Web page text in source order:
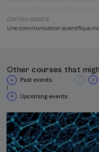
CONTENU ASSOCIÉ
Une communication scientifique
Other courses that
Past events
Upcoming events